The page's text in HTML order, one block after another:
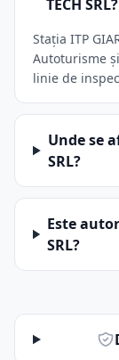
TECH SRL?
Stația ITP
Autoturisme
linie de
Unde se
SRL?
Este
SRL?